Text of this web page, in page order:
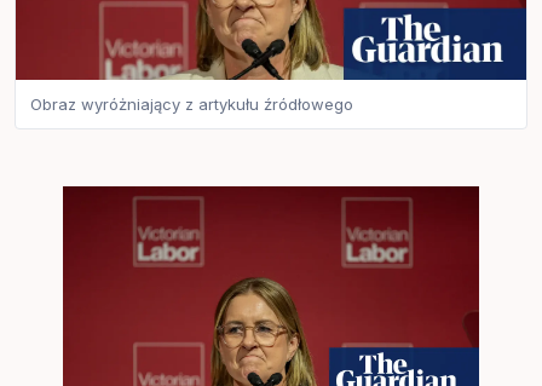
Obraz wyróżniający z artykułu źródłowego